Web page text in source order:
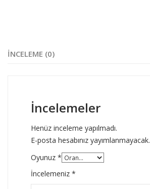
İNCELEME (0)
İncelemeler
Henüz inceleme yapılmadı.
E-posta hesabınız yayımlanmayacak.
Oyunuz *
İncelemeniz *